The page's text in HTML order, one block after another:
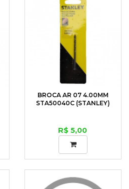
BROCA AR 07 4.00MM
STA50040C (STANLEY)
R$ 5,00